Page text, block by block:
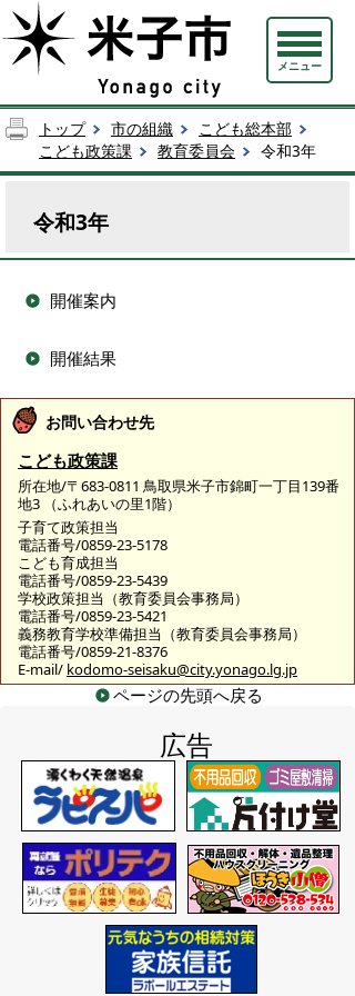
メニュー
トップ 市の組織
こども総本部
こども政策課
教育委員会 令和3年
令和3年
開催案内
開催結果
お問い合わせ先
こども政策課
所在地/〒683-0811 鳥取県米子市錦町一丁目139番
地3 （ふれあいの里1階）
子育て政策担当
電話番号/0859-23-5178
こども育成担当
電話番号/0859-23-5439
学校政策担当（教育委員会事務局）
電話番号/0859-23-5421
義務教育学校準備担当（教育委員会事務局）
電話番号/0859-21-8376
E-mail/ kodomo-seisaku@city.yonago.lg.jp
ページの先頭へ戻る
広告